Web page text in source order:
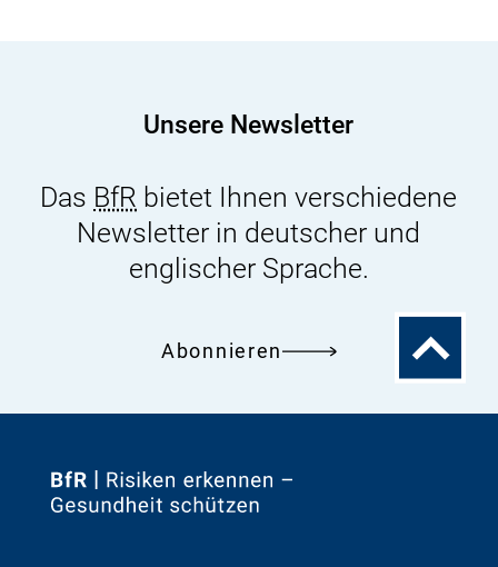
Unsere Newsletter
Das BfR bietet Ihnen verschiedene
Newsletter in deutscher und
englischer Sprache.
Abonnieren
Zum
Zur